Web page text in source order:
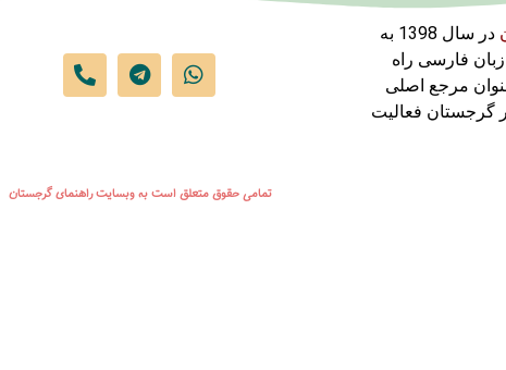
در سال 1398 به
فارسی راه
مرجع اصلی
گرجستان فعالیت
تمامی حقوق متعلق است به وبسایت راهنمای گرجستان